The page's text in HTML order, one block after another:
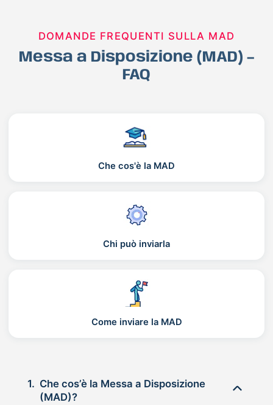
DOMANDE FREQUENTI SULLA MAD
Messa a Disposizione (MAD) –
FAQ
Che cos'è la MAD
Chi può inviarla
Come inviare la MAD
1. Che cos’è la Messa a Disposizione
(MAD)?